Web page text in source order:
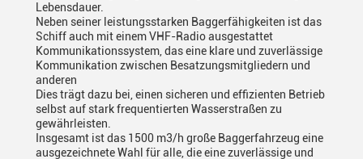
Lebensdauer.
Neben seiner leistungsstarken Baggerfähigkeiten ist das
Schiff auch mit einem VHF-Radio ausgestattet
Kommunikationssystem, das eine klare und zuverlässige
Kommunikation zwischen Besatzungsmitgliedern und
anderen
Dies trägt dazu bei, einen sicheren und effizienten Betrieb
selbst auf stark frequentierten Wasserstraßen zu
gewährleisten.
Insgesamt ist das 1500 m3/h große Baggerfahrzeug eine
ausgezeichnete Wahl für alle, die eine zuverlässige und